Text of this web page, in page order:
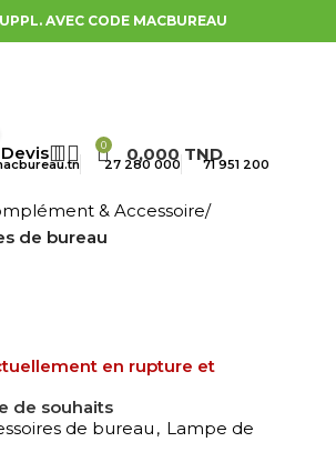
AVEC CODE MACBUREAU
0 0,000TND
27 280 000 71 951 200
& Accessoire
de bureau
en rupture et
de souhaits
de bureau , Lampe de